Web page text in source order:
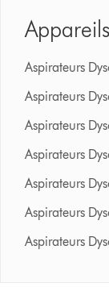
Aspirateurs
Aspirateurs
Aspirateurs
Aspirateurs
Aspirateurs
Aspirateurs
Aspirateurs